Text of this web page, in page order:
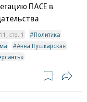
ПАСЕ в
стр. 1
Политика
Анна Пушкарская